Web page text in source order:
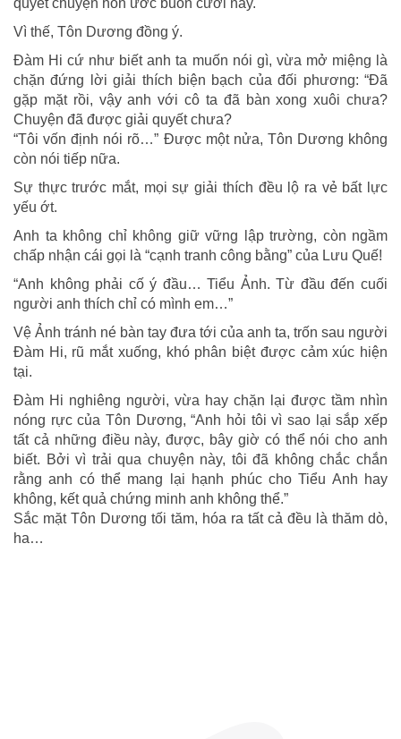
Vì thế, Tôn Dương đồng ý.
Đàm Hi cứ như biết anh ta muốn nói gì, vừa mở miệng là
chặn đứng lời giải thích biện bạch của đối phương: “Đã
gặp mặt rồi, vậy anh với cô ta đã bàn xong xuôi chưa?
Chuyện đã được giải quyết chưa?
“Tôi vốn định nói rõ…” Được một nửa, Tôn Dương không
còn nói tiếp nữa.
Sự thực trước mắt, mọi sự giải thích đều lộ ra vẻ bất lực
yếu ớt.
Anh ta không chỉ không giữ vững lập trường, còn ngầm
chấp nhận cái gọi là “cạnh tranh công bằng” của Lưu Quế!
“Anh không phải cố ý đầu… Tiểu Ảnh. Từ đầu đến cuối
người anh thích chỉ có mình em…”
Vệ Ảnh tránh né bàn tay đưa tới của anh ta, trốn sau người
Đàm Hi, rũ mắt xuống, khó phân biệt được cảm xúc hiện
tại.
Đàm Hi nghiêng người, vừa hay chặn lại được tầm nhìn
nóng rực của Tôn Dương, “Anh hỏi tôi vì sao lại sắp xếp
tất cả những điều này, được, bây giờ có thể nói cho anh
biết. Bởi vì trải qua chuyện này, tôi đã không chắc chắn
rằng anh có thể mang lại hạnh phúc cho Tiểu Anh hay
không, kết quả chứng minh anh không thể.”
Sắc mặt Tôn Dương tối tăm, hóa ra tất cả đều là thăm dò,
ha…